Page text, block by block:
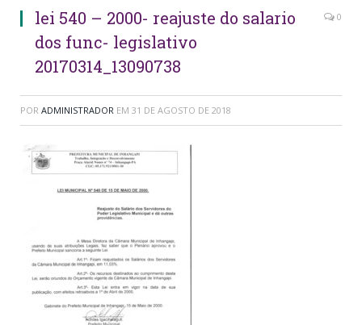
lei 540 – 2000- reajuste do salario
dos func- legislativo
20170314_13090738
0
POR ADMINISTRADOR EM 31 DE AGOSTO DE 2018